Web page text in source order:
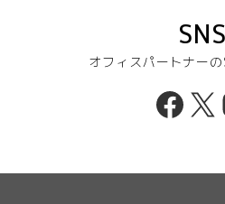
SNS
オフィスパートナー
X